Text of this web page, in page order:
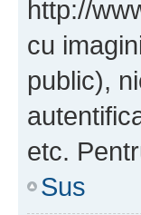
http://
cu
public),
etc.
Sus